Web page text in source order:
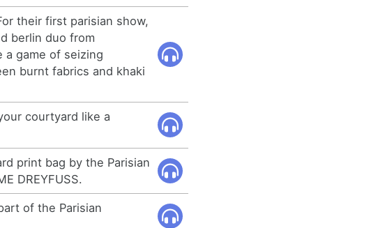
their first parisian show,
berlin duo from
a game of seizing
burnt fabrics and khaki
courtyard like a
print bag by the Parisian
DREYFUSS.
of the Parisian